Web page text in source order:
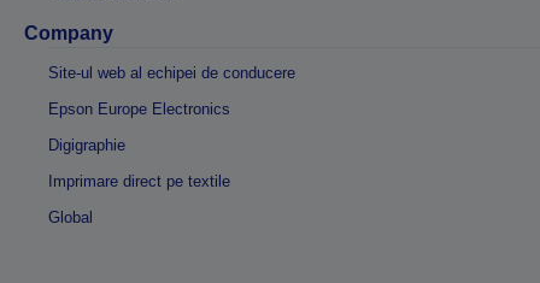
Company
Site-ul web al echipei de conducere
Epson Europe Electronics
Digigraphie
Imprimare direct pe textile
Global